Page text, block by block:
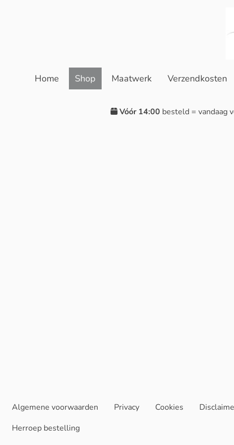
Home Shop Maatwerk Verzendkosten
Vóór 14:00 besteld = vandaag
Algemene voorwaarden Privacy Cookies
Herroep bestelling